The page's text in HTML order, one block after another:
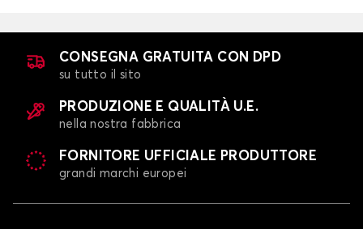
CONSEGNA GRATUITA CON DPD
su tutto il sito
PRODUZIONE E QUALITÀ U.E.
nella nostra fabbrica
FORNITORE UFFICIALE PRODUTTORE
grandi marchi europei